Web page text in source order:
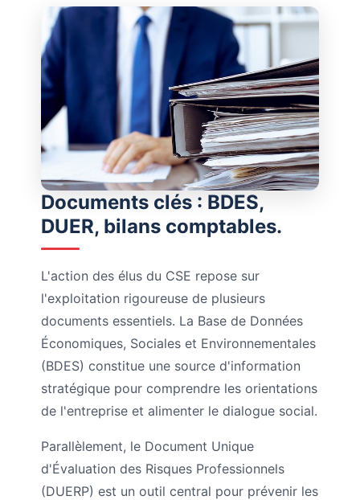
Documents clés : BDES,
DUER, bilans comptables.
L'action des élus du CSE repose sur
l'exploitation rigoureuse de plusieurs
documents essentiels. La Base de Données
Économiques, Sociales et Environnementales
(BDES) constitue une source d'information
stratégique pour comprendre les orientations
de l'entreprise et alimenter le dialogue social.
Parallèlement, le Document Unique
d'Évaluation des Risques Professionnels
(DUERP) est un outil central pour prévenir les